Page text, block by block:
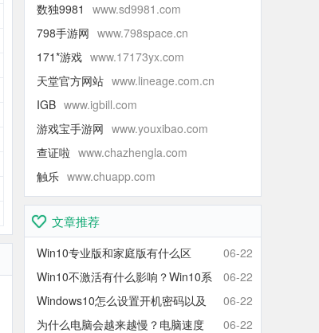
数独9981
www.sd9981.com
798手游网 www.798space.cn
171*游戏 www.17173yx.com
天堂官方网站 www.lineage.com.cn
IGB www.igbill.com
游戏宝手游网 www.youxibao.com
查证啦 www.chazhengla.com
触乐 www.chuapp.com
文章推荐
Win10专业版和家庭版有什么区
别？Win10家庭版和专业版区别对
比
06-22
Win10不激活有什么影响？Win10系
统不激活可以使用吗？会卡吗？
06-22
Windows10怎么设置开机密码以及
取消开机密码的方法
06-22
为什么电脑会越来越慢？电脑速度
06-22